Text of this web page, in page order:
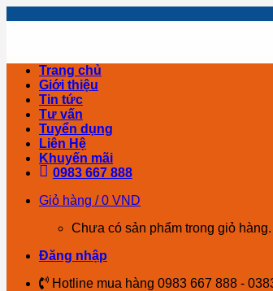
Trang chủ
Giới thiệu
Tin tức
Tư vấn
Tuyển dụng
Liên Hệ
Khuyến mãi
0983 667 888
Giỏ hàng /0 VND
Chưa có sản phẩm trong giỏ hàng.
Đăng nhập
Hotline mua hàng 0983 667 888 -